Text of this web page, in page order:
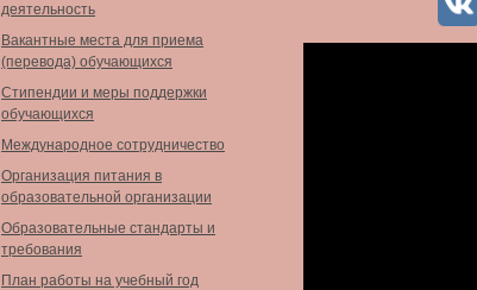
деятельность
Вакантные места для приема
(перевода) обучающихся
Стипендии и меры поддержки
обучающихся
Международное сотрудничество
Организация питания в
образовательной организации
Образовательные стандарты и
требования
План работы на учебный год